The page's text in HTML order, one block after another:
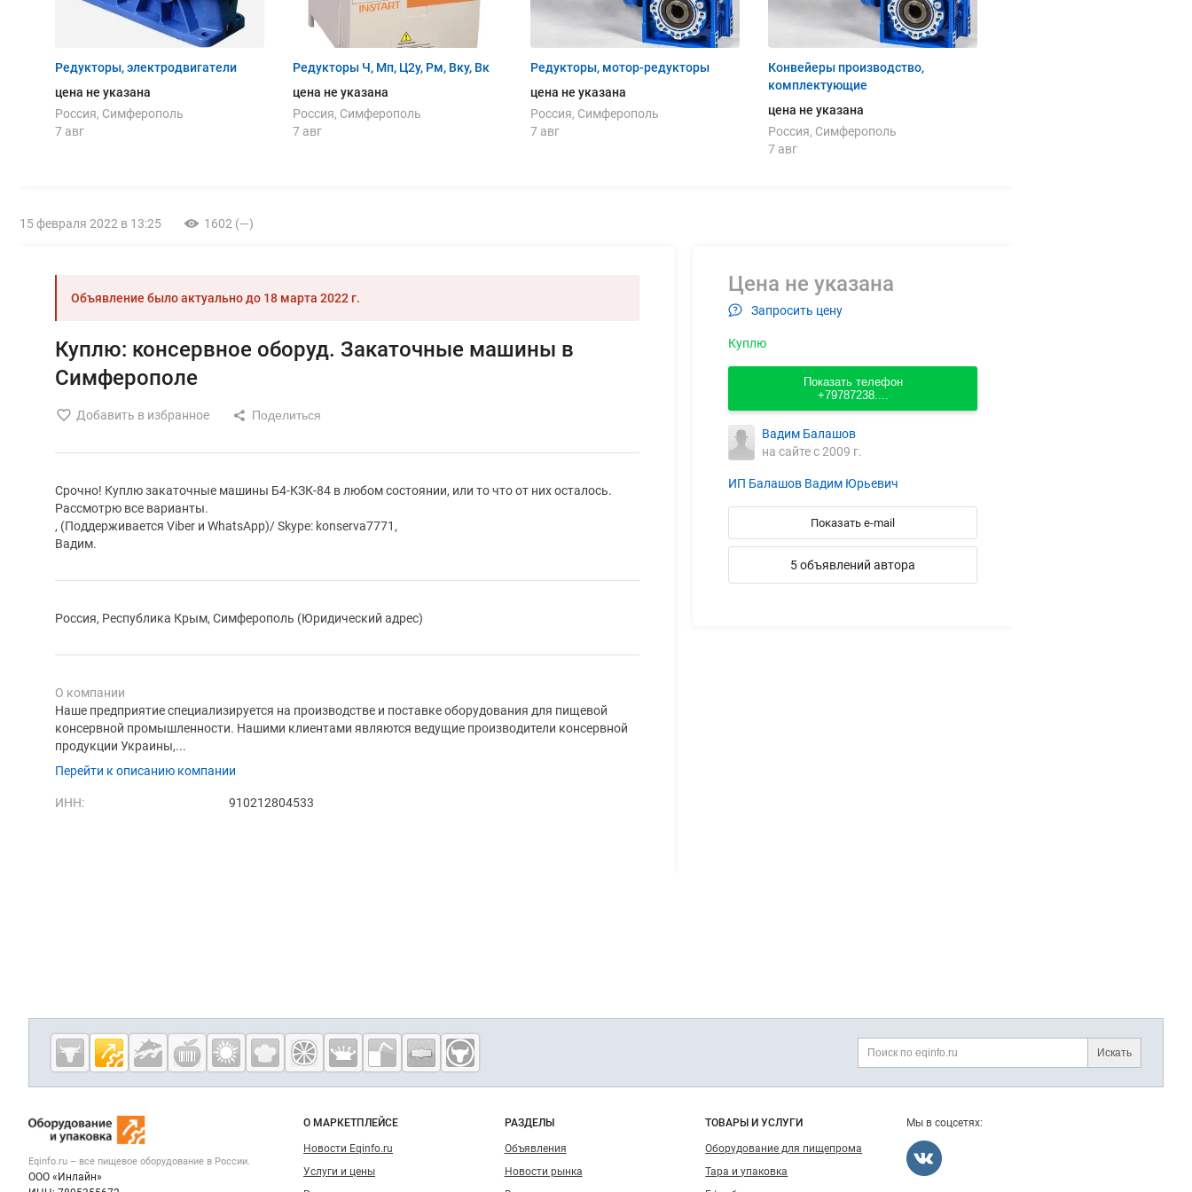
Редукторы, электродвигатели
цена не указана
Россия, Симферополь
7 авг
Редукторы Ч, Мп, Ц2у, Рм, Вку, Вк
цена не указана
Россия, Симферополь
7 авг
Редукторы, мотор-редукторы
цена не указана
Россия, Симферополь
7 авг
Конвейеры производство,
комплектующие
цена не указана
Россия, Симферополь
7 авг
15 февраля 2022 в 13:25 1602 (—)
Объявление было актуально до 18 марта 2022 г.
Куплю: консервное оборуд. Закаточные машины в
Симферополе
Добавить в избранное
Срочно! Куплю закаточные машины Б4-КЗК-84 в любом состоянии, или то что от них осталось.
Рассмотрю все варианты.
, (Поддерживается Viber и WhatsApp)/ Skype: konserva7771,
Вадим.
Россия, Республика Крым, Симферополь (Юридический адрес)
О компании
Наше предприятие специализируется на производстве и поставке оборудования для пищевой
консервной промышленности. Нашими клиентами являются ведущие производители консервной
продукции Украины,...
Перейти к описанию компании
ИНН: 910212804533
Цена не указана
Запросить цену
Куплю
Показать телефон
+79787238....
Вадим Балашов
на сайте с 2009 г.
ИП Балашов Вадим Юрьевич
Показать e-mail
5 объявлений автора
Дополнительная информация
Искать
Cсылки на полезные проекты
Eqinfo.ru —
пищевое
и упаковка
Важные разделы и контакты
Eqinfo.ru – все пищевое оборудование в России.
ООО «Инлайн»
Навигация по сайту
О МАРКЕТПЛЕЙСЕ
Новости Eqinfo.ru
Услуги и цены
РАЗДЕЛЫ
Объявления
Новости рынка
ТОВАРЫ И УСЛУГИ
Оборудование для пищепрома
Тара и упаковка
Мы в соцсетях: